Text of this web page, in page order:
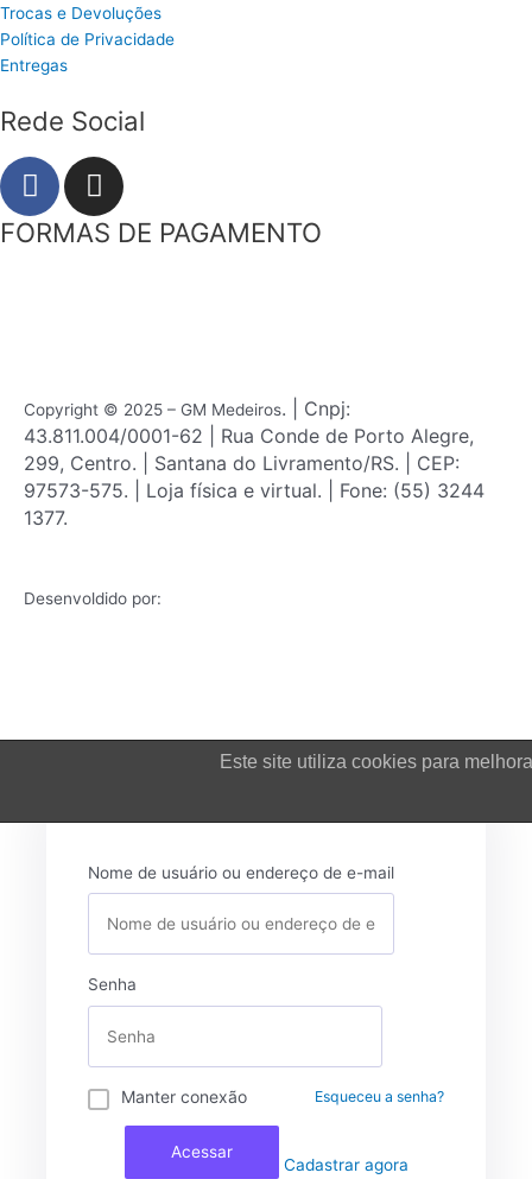
Trocas e Devoluções
Política de Privacidade
Entregas
Rede Social
F
a
c
I
n
s
m
FORMAS DE PAGAMENTO
Copyright © 2025 – GM Medeiros. | Cnpj:
43.811.004/0001-62 | Rua Conde de Porto Alegre,
299, Centro. | Santana do Livramento/RS. | CEP:
97573-575. | Loja física e virtual. | Fone: (55) 3244
1377.
Desenvoldido por:
Este site utiliza cookies para
Nome de usuário ou endereço de e-mail
Senha
Manter conexão Esqueceu a senha?
Acessar
Cadastrar agora